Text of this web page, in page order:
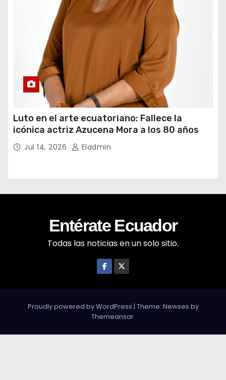
Luto en el arte ecuatoriano: Fallece la
icónica actriz Azucena Mora a los 80 años
Jul 14, 2026 Eladmin
Entérate Ecuador
Todas las noticias en un solo sitio.
Proudly powered by WordPress | Theme: Newses by
Themeansar.